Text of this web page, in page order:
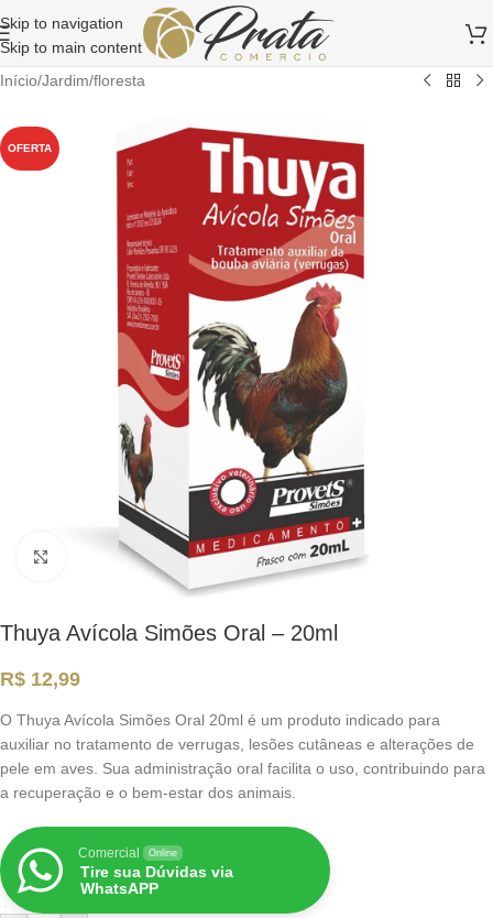
Skip to navigation
Skip to main content
Início/Jardim/floresta
OFERTA
Clique para ampliar
Thuya Avícola Simões Oral – 20ml
R$ 12,99
O Thuya Avícola Simões Oral 20ml é um produto indicado para
auxiliar no tratamento de verrugas, lesões cutâneas e alterações de
pele em aves. Sua administração oral facilita o uso, contribuindo para
a recuperação e o bem-estar dos animais.
Comercial Online
Tire sua Dúvidas via
WhatsAPP